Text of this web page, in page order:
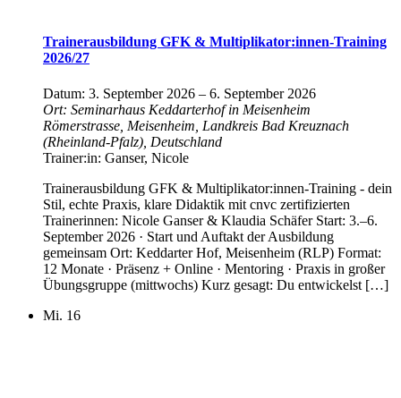
Trainerausbildung GFK & Multiplikator:innen-Training
2026/27
Datum: 3. September 2026 – 6. September 2026
Ort: Seminarhaus Keddarterhof in Meisenheim
Römerstrasse, Meisenheim, Landkreis Bad Kreuznach
(Rheinland-Pfalz), Deutschland
Trainer:in: Ganser, Nicole
Trainerausbildung GFK & Multiplikator:innen-Training - dein
Stil, echte Praxis, klare Didaktik mit cnvc zertifizierten
Trainerinnen: Nicole Ganser & Klaudia Schäfer Start: 3.–6.
September 2026 · Start und Auftakt der Ausbildung
gemeinsam Ort: Keddarter Hof, Meisenheim (RLP) Format:
12 Monate · Präsenz + Online · Mentoring · Praxis in großer
Übungsgruppe (mittwochs) Kurz gesagt: Du entwickelst […]
Mi. 16